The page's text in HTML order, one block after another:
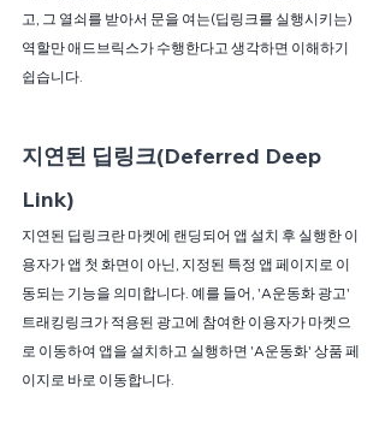
고, 그 열쇠를 받아서 문을 여는(딥링크를 실행시키는)
역할만 애드브릭스가 수행한다고 생각하면 이해하기
쉽습니다.
지연된 딥링크(Deferred Deep
Link)
지연된 딥링크란 마켓에 랜딩되어 앱 설치 후 실행한 이
용자가 앱 첫 화면이 아닌, 지정된 특정 앱 페이지로 이
동되는 기능을 의미합니다. 예를 들어, 'A운동화 광고'
트래킹링크가 적용된 광고에 참여한 이용자가 마켓으
로 이동하여 앱을 설치하고 실행하면 'A운동화' 상품 페
이지로 바로 이동합니다.